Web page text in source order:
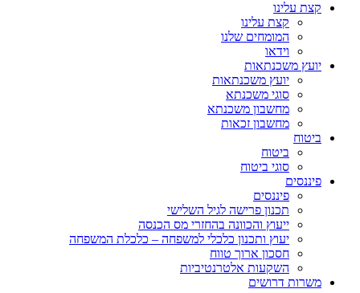
קצת עלינו
קצת עלינו
המומחים שלנו
וידאו
יועץ משכנתאות
יועץ משכנתאות
סוגי משכנתא
מחשבון משכנתא
מחשבון זכאות
ביטוח
ביטוח
סוגי ביטוח
פיננסים
פיננסים
תכנון פרישה לגיל השלישי
ייעוץ והכוונה בהחזרי מס הכנסה
יעוץ ותכנון כלכלי למשפחה – כלכלת המשפחה
חסכון ארוך טווח
השקעות אלטרנטיביות
משרות דרושים